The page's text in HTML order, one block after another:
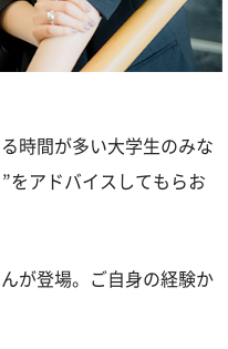
時間が多い大学生のみな
をアドバイスしてもらお
が登場。ご自身の経験か